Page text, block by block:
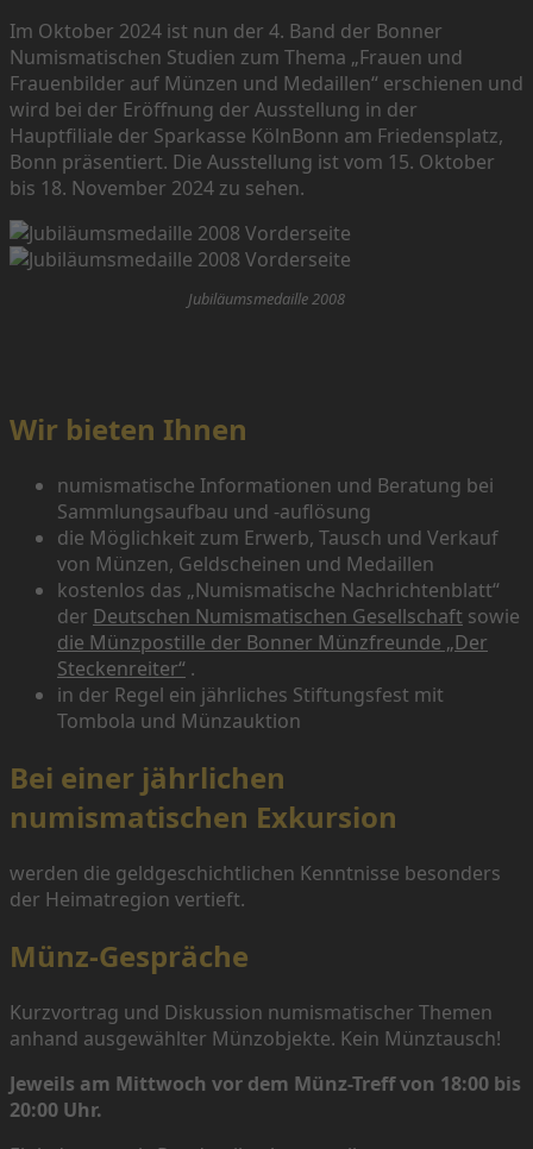
Im Oktober 2024 ist nun der 4. Band der Bonner
Numismatischen Studien zum Thema „Frauen und
Frauenbilder auf Münzen und Medaillen“ erschienen und
wird bei der Eröffnung der Ausstellung in der
Hauptfiliale der Sparkasse KölnBonn am Friedensplatz,
Bonn präsentiert. Die Ausstellung ist vom 15. Oktober
bis 18. November 2024 zu sehen.
Jubiläumsmedaille 2008
Wir bieten Ihnen
numismatische Informationen und Beratung bei
Sammlungsaufbau und -auflösung
die Möglichkeit zum Erwerb, Tausch und Verkauf
von Münzen, Geldscheinen und Medaillen
kostenlos das „Numismatische Nachrichtenblatt“
der Deutschen Numismatischen Gesellschaft sowie
die Münzpostille der Bonner Münzfreunde „Der
Steckenreiter“ .
in der Regel ein jährliches Stiftungsfest mit
Tombola und Münzauktion
Bei einer jährlichen
numismatischen Exkursion
werden die geldgeschichtlichen Kenntnisse besonders
der Heimatregion vertieft.
Münz-Gespräche
Kurzvortrag und Diskussion numismatischer Themen
anhand ausgewählter Münzobjekte. Kein Münztausch!
Jeweils am Mittwoch vor dem Münz-Treff von 18:00 bis
20:00 Uhr.